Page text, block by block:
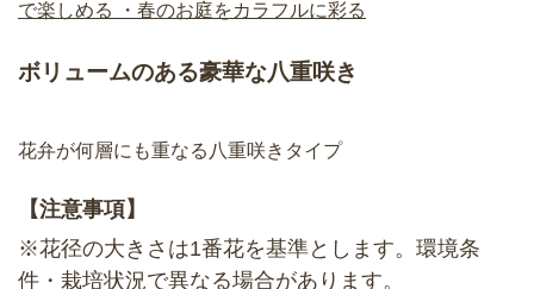
ボリュームのある豪華な八重咲き
花弁が何層にも重なる八重咲きタイプ
【注意事項】
※花径の大きさは1番花を基準とします。環境条
件・栽培状況で異なる場合があります。